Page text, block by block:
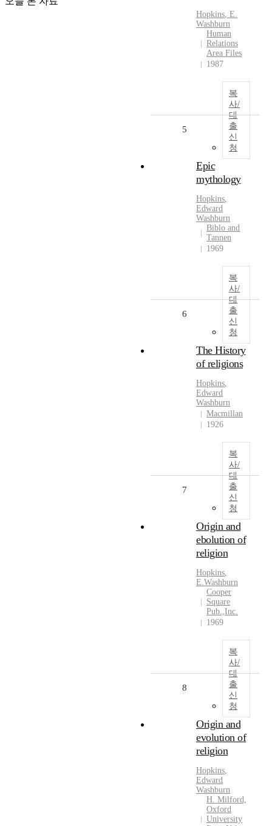
Hopkins, E.
Washburn
Human
Relations
Area Files
1987
복
사/
대
출
신
청
5
Epic
mythology
Hopkins,
Edward
Washburn
Biblo and
Tannen
1969
복
사/
대
출
신
청
6
The History
of religions
Hopkins,
Edward
Washburn
Macmillan
1926
복
사/
대
출
신
청
7
Origin and
ebolution of
religion
Hopkins,
E.Washburn
Cooper
Square
Pub.,Inc.
1969
복
사/
대
출
신
청
8
Origin and
evolution of
religion
Hopkins,
Edward
Washburn
H. Milford,
Oxford
University